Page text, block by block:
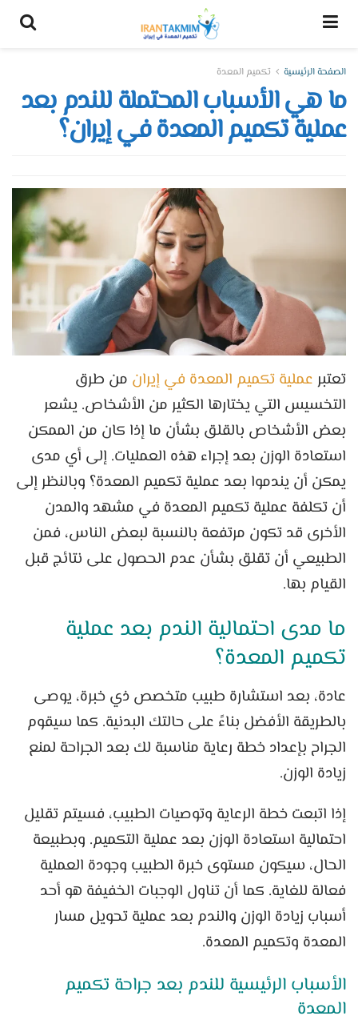
الصفحة الرئيسية تكميم المعدة
ما هي الأسباب المحتملة للندم بعد
عملية تكميم المعدة في إيران؟
تعتبر عملية تكميم المعدة في إيرانمن طرق
التخسيس التي يختارها الكثير من الأشخاص. يشعر
بعض الأشخاص بالقلق بشأن ما إذا كان من الممكن
استعادة الوزن بعد إجراء هذه العمليات. إلى أي مدى
يمكن أن يندموا بعد عملية تكميم المعدة؟ وبالنظر إلى
أن تكلفة عملية تكميم المعدة في مشهد والمدن
الأخرى قد تكون مرتفعة بالنسبة لبعض الناس، فمن
الطبيعي أن تقلق بشأن عدم الحصول على نتائج قبل
القيام بها.
ما مدى احتمالية الندم بعد عملية
تكميم المعدة؟
عادة، بعد استشارة طبيب متخصص ذي خبرة، يوصى
بالطريقة الأفضل بناءً على حالتك البدنية. كما سيقوم
الجراح بإعداد خطة رعاية مناسبة لك بعد الجراحة لمنع
زيادة الوزن.
إذا اتبعت خطة الرعاية وتوصيات الطبيب، فسيتم تقليل
احتمالية استعادة الوزن بعد عملية التكميم. وبطبيعة
الحال، سيكون مستوى خبرة الطبيب وجودة العملية
فعالة للغاية. كما أن تناول الوجبات الخفيفة هو أحد
أسباب زيادة الوزن والندم بعد عملية تحويل مسار
المعدة وتكميم المعدة.
الأسباب الرئيسية للندم بعد جراحة تكميم
المعدة